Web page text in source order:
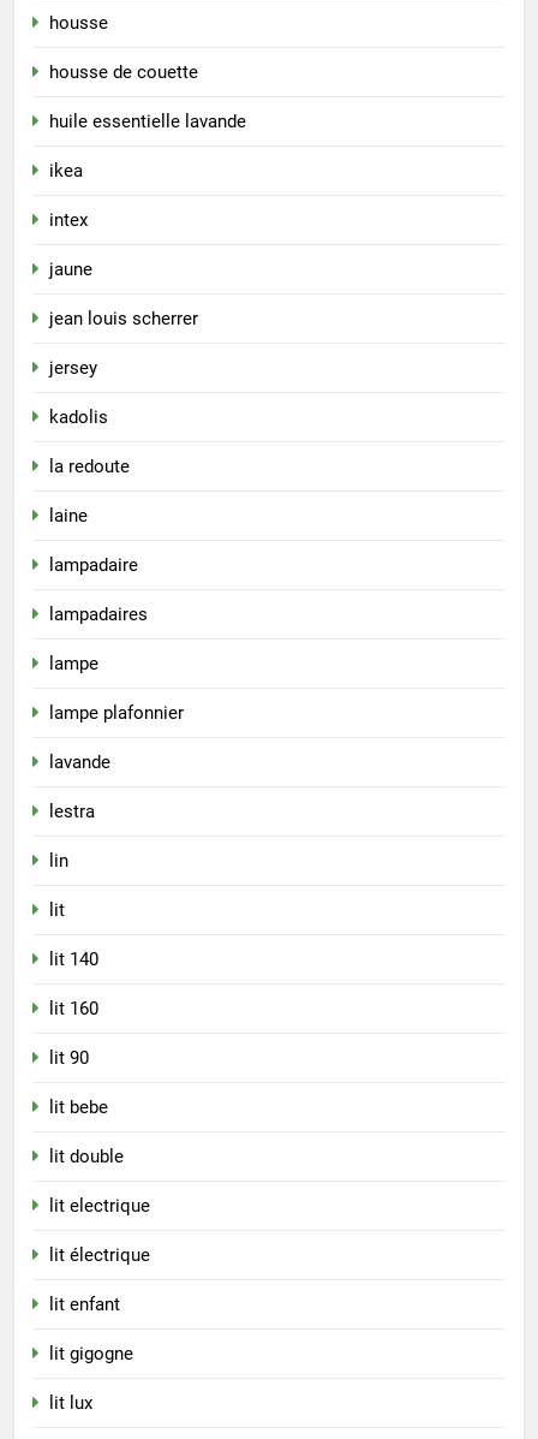
housse
housse de couette
huile essentielle lavande
ikea
intex
jaune
jean louis scherrer
jersey
kadolis
la redoute
laine
lampadaire
lampadaires
lampe
lampe plafonnier
lavande
lestra
lin
lit
lit 140
lit 160
lit 90
lit bebe
lit double
lit electrique
lit électrique
lit enfant
lit gigogne
lit lux